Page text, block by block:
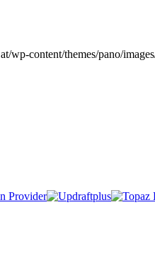
wp-content/themes/pano/